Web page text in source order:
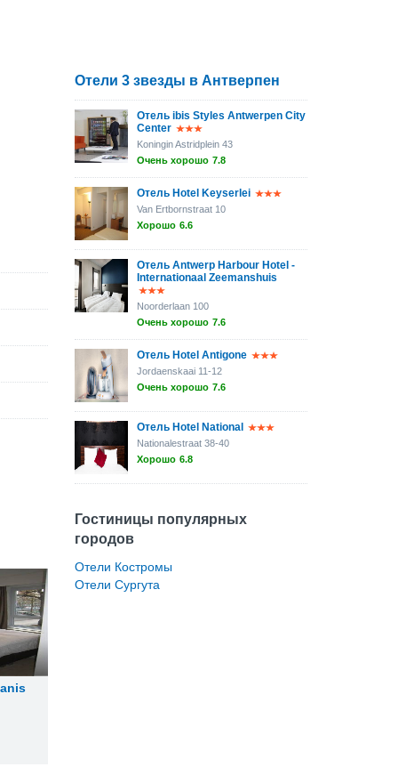
Отели 3 звезды в Антверпен
Отель ibis Styles Antwerpen City
Center
Koningin Astridplein 43
Очень хорошо 7.8
Отель Hotel Keyserlei
Van Ertbornstraat 10
Хорошо 6.6
Отель Antwerp Harbour Hotel -
Internationaal Zeemanshuis
Noorderlaan 100
Очень хорошо 7.6
Отель Hotel Antigone
Jordaenskaai 11-12
Очень хорошо 7.6
Отель Hotel National
Nationalestraat 38-40
Хорошо 6.8
Гостиницы популярных
городов
Отели Костромы
Отели Сургута